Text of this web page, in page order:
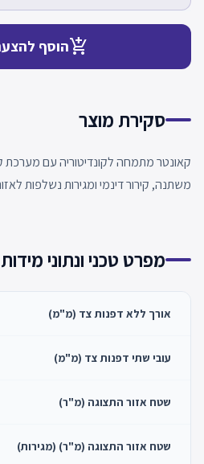
add_shopping_cartהוסף
סקירת מוצר
קאונטר מתמחה לקונדיטוריה עם מערכת
משתנה, קירור דינמי ומגירות נשלפות
מפרט טכני ונתוני מידות
אורך ללא דפנות צד (מ"מ)
עובי שתי דפנות צד (מ"מ)
שטח אזור התצוגה (מ"ר)
שטח אזור התצוגה (מ"ר) (מגירות)